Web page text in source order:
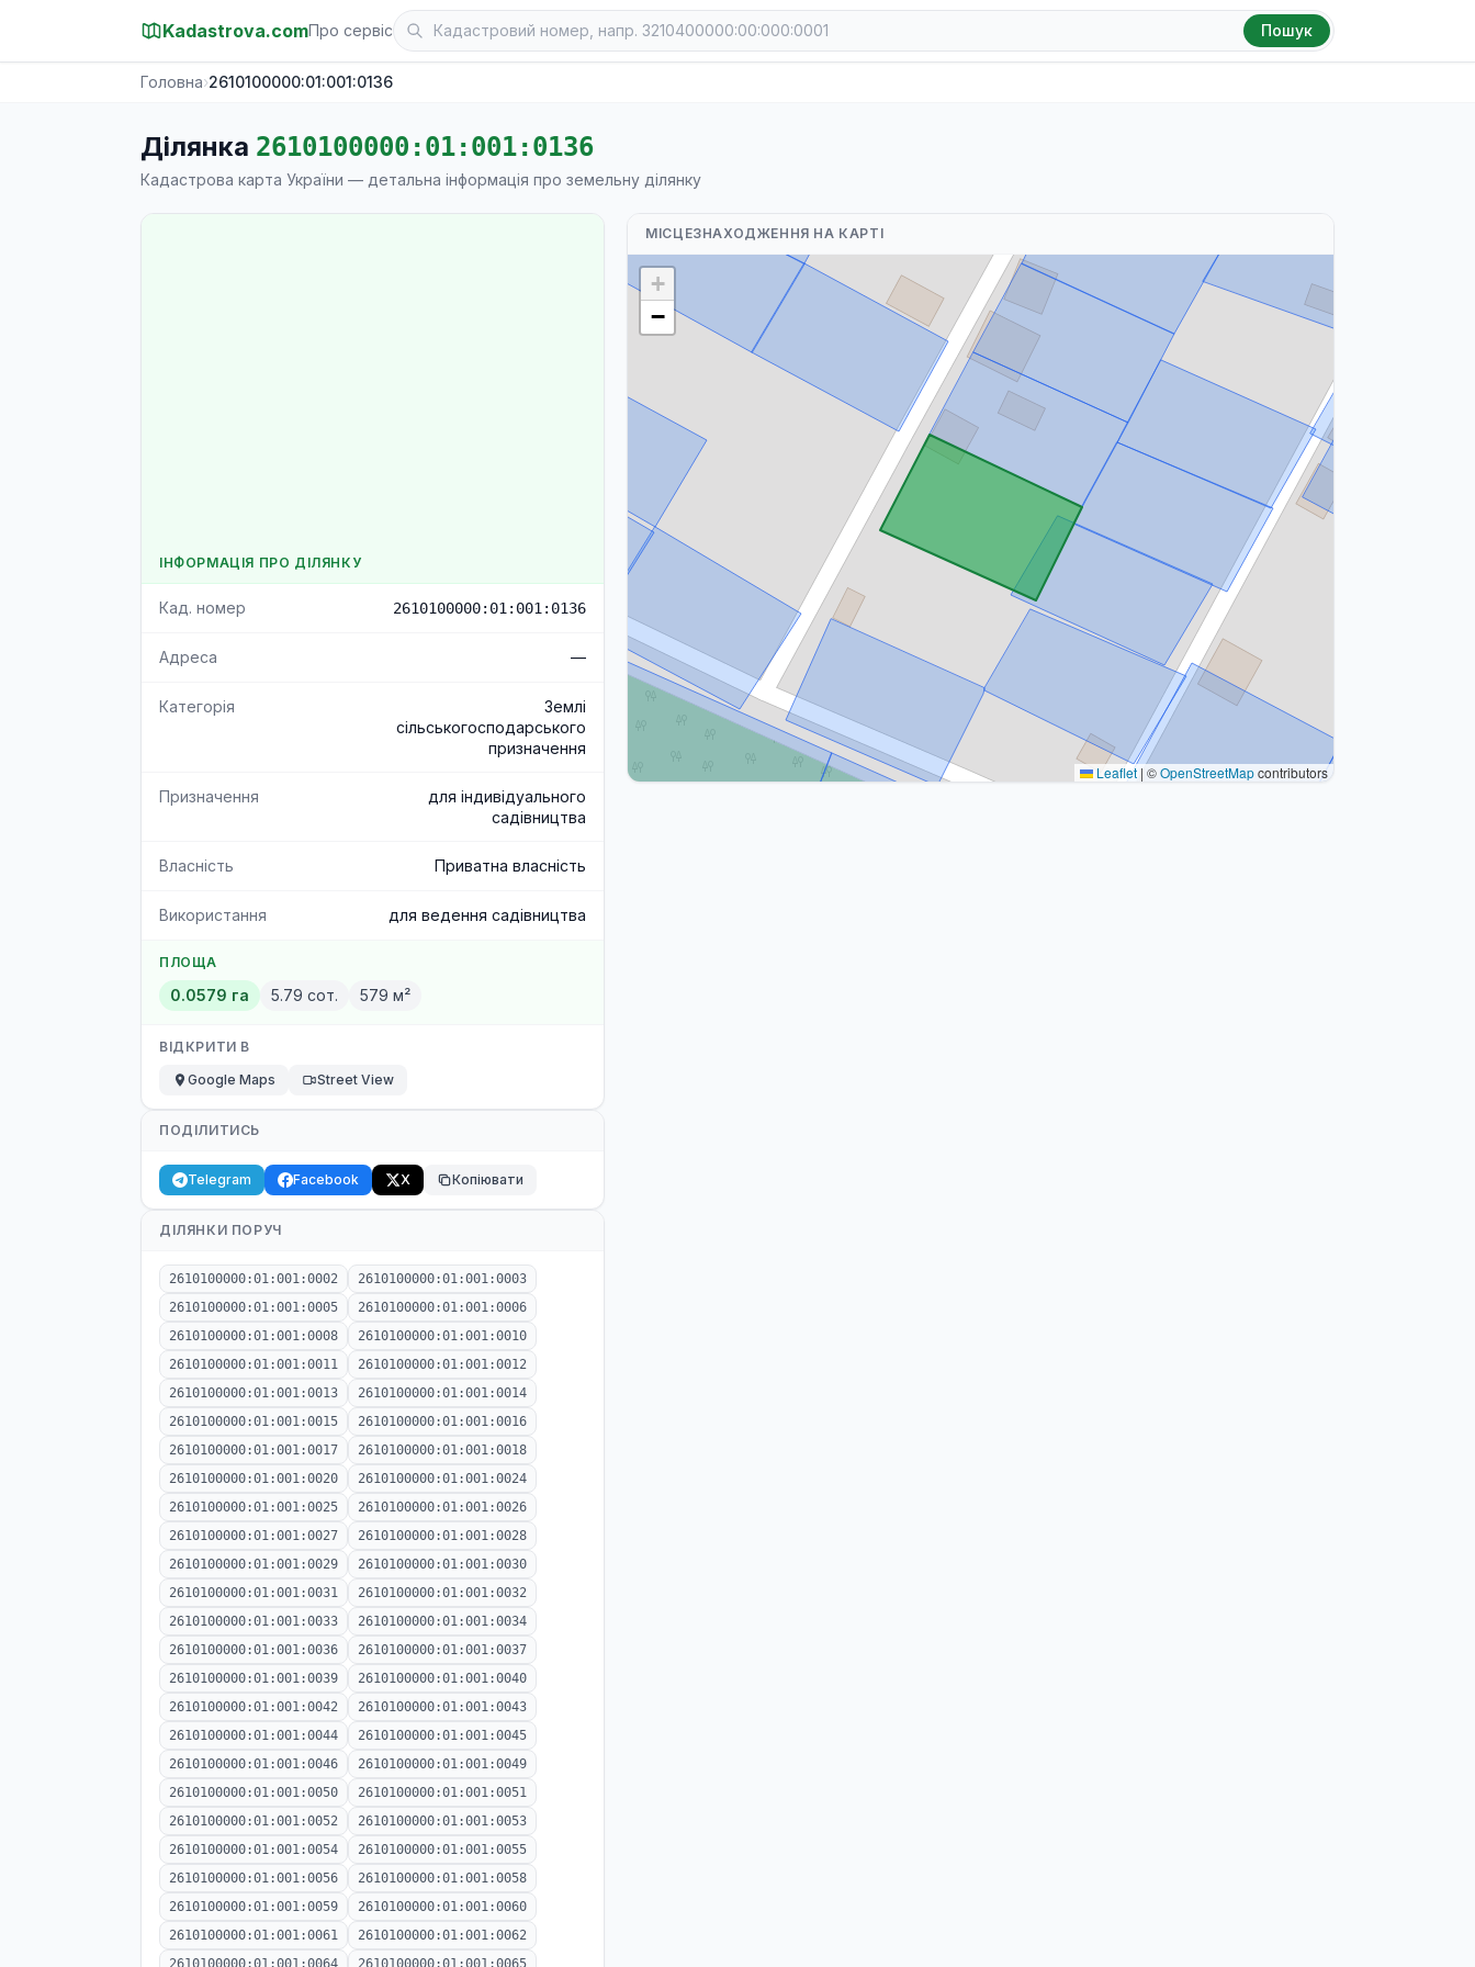
Kadastrova.comПро сервіс Пошук
Головна›2610100000:01:001:0136
Ділянка 2610100000:01:001:0136
Кадастрова карта України — детальна інформація про земельну ділянку
ІНФОРМАЦІЯ ПРО ДІЛЯНКУ
Кад. номер 2610100000:01:001:0136
Адреса —
Категорія
Землі
сільськогосподарського
призначення
Призначення
для індивідуального
садівництва
Власність Приватна власність
Використання для ведення садівництва
ПЛОЩА
0.0579 га 5.79 сот. 579 м²
ВІДКРИТИ В
Google Maps
Street View
ПОДІЛИТИСЬ
Telegram Facebook X Копіювати
ДІЛЯНКИ ПОРУЧ
2610100000:01:001:0002
2610100000:01:001:0003
2610100000:01:001:0005
2610100000:01:001:0006
2610100000:01:001:0008
2610100000:01:001:0010
2610100000:01:001:0011
2610100000:01:001:0012
2610100000:01:001:0013
2610100000:01:001:0014
2610100000:01:001:0015
2610100000:01:001:0016
2610100000:01:001:0017
2610100000:01:001:0018
2610100000:01:001:0020
2610100000:01:001:0024
2610100000:01:001:0025
2610100000:01:001:0026
2610100000:01:001:0027
2610100000:01:001:0028
2610100000:01:001:0029
2610100000:01:001:0030
2610100000:01:001:0031
2610100000:01:001:0032
2610100000:01:001:0033
2610100000:01:001:0034
2610100000:01:001:0036
2610100000:01:001:0037
2610100000:01:001:0039
2610100000:01:001:0040
2610100000:01:001:0042
2610100000:01:001:0043
2610100000:01:001:0044
2610100000:01:001:0045
2610100000:01:001:0046
2610100000:01:001:0049
2610100000:01:001:0050
2610100000:01:001:0051
2610100000:01:001:0052
2610100000:01:001:0053
2610100000:01:001:0054
2610100000:01:001:0055
2610100000:01:001:0056
2610100000:01:001:0058
2610100000:01:001:0059
2610100000:01:001:0060
2610100000:01:001:0061
2610100000:01:001:0062
2610100000:01:001:0064
2610100000:01:001:0065
МІСЦЕЗНАХОДЖЕННЯ НА КАРТІ
+
−
Leaflet | ©OpenStreetMapcontributors